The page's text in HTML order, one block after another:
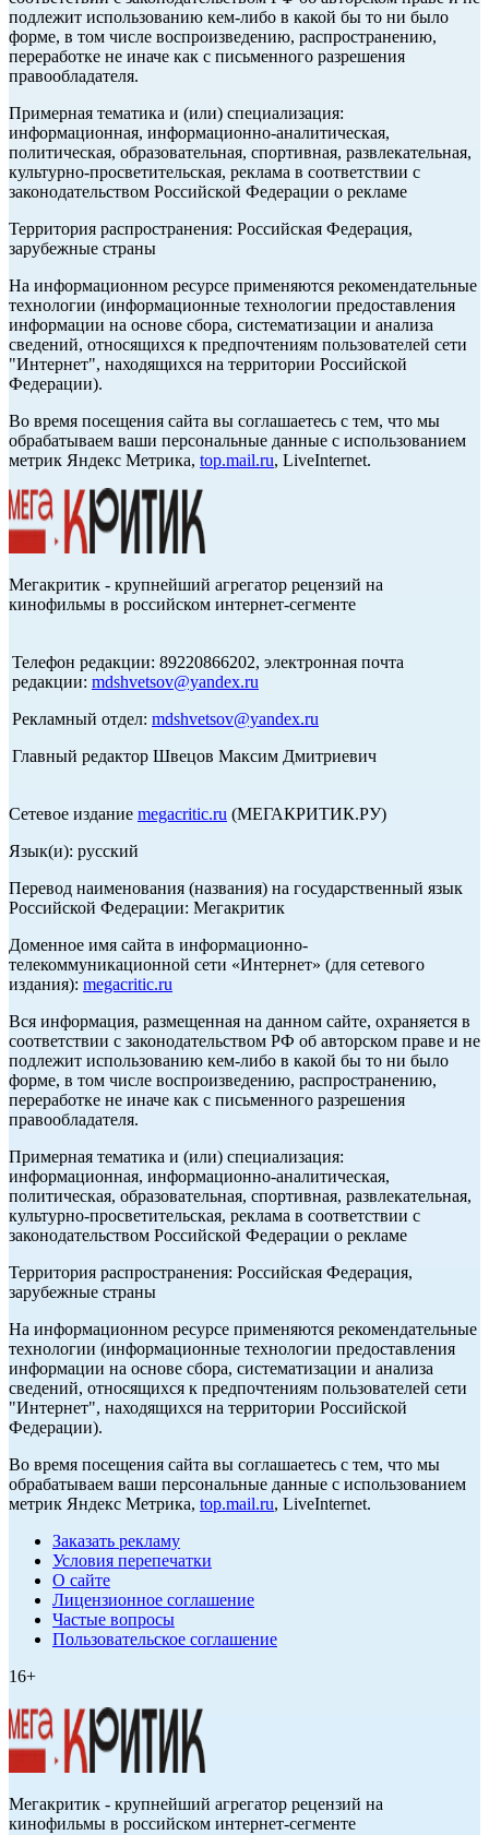
подлежит использованию кем-либо в какой бы то ни было
форме, в том числе воспроизведению, распространению,
переработке не иначе как с письменного разрешения
правообладателя.
Примерная тематика и (или) специализация:
информационная, информационно-аналитическая,
политическая, образовательная, спортивная, развлекательная,
культурно-просветительская, реклама в соответствии с
законодательством Российской Федерации о рекламе
Территория распространения: Российская Федерация,
зарубежные страны
На информационном ресурсе применяются рекомендательные
технологии (информационные технологии предоставления
информации на основе сбора, систематизации и анализа
сведений, относящихся к предпочтениям пользователей сети
"Интернет", находящихся на территории Российской
Федерации).
Во время посещения сайта вы соглашаетесь с тем, что мы
обрабатываем ваши персональные данные с использованием
метрик Яндекс Метрика, top.mail.ru, LiveInternet.
Мегакритик - крупнейший агрегатор рецензий на
кинофильмы в российском интернет-сегменте
Телефон редакции: 89220866202, электронная почта
редакции: mdshvetsov@yandex.ru
Рекламный отдел: mdshvetsov@yandex.ru
Главный редактор Швецов Максим Дмитриевич
Сетевое издание megacritic.ru (МЕГАКРИТИК.РУ)
Язык(и): русский
Перевод наименования (названия) на государственный язык
Российской Федерации: Мегакритик
Доменное имя сайта в информационно-
телекоммуникационной сети «Интернет» (для сетевого
издания): megacritic.ru
Вся информация, размещенная на данном сайте, охраняется в
соответствии с законодательством РФ об авторском праве и не
подлежит использованию кем-либо в какой бы то ни было
форме, в том числе воспроизведению, распространению,
переработке не иначе как с письменного разрешения
правообладателя.
Примерная тематика и (или) специализация:
информационная, информационно-аналитическая,
политическая, образовательная, спортивная, развлекательная,
культурно-просветительская, реклама в соответствии с
законодательством Российской Федерации о рекламе
Территория распространения: Российская Федерация,
зарубежные страны
На информационном ресурсе применяются рекомендательные
технологии (информационные технологии предоставления
информации на основе сбора, систематизации и анализа
сведений, относящихся к предпочтениям пользователей сети
"Интернет", находящихся на территории Российской
Федерации).
Во время посещения сайта вы соглашаетесь с тем, что мы
обрабатываем ваши персональные данные с использованием
метрик Яндекс Метрика, top.mail.ru, LiveInternet.
Заказать рекламу
Условия перепечатки
О сайте
Лицензионное соглашение
Частые вопросы
Пользовательское соглашение
16+
Мегакритик - крупнейший агрегатор рецензий на
кинофильмы в российском интернет-сегменте